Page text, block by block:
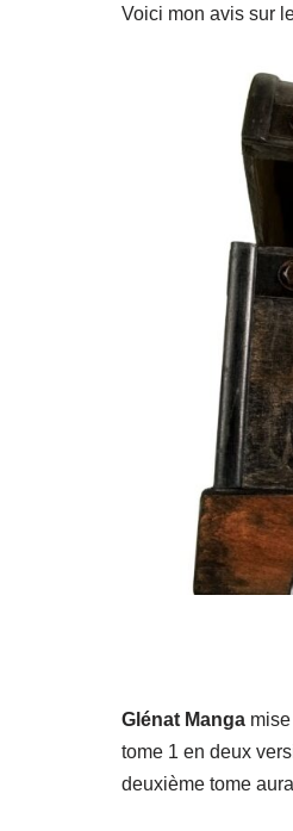
Voici mon avis sur
Glénat Manga
tome 1 en deux
deuxième tome